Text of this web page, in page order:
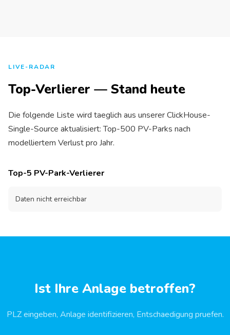
LIVE-RADAR
Top-Verlierer — Stand heute
Die folgende Liste wird taeglich aus unserer ClickHouse-
Single-Source aktualisiert: Top-500 PV-Parks nach
modelliertem Verlust pro Jahr.
Top-5 PV-Park-Verlierer
Daten nicht erreichbar
Ist Ihre Anlage betroffen?
PLZ eingeben, Anlage identifizieren, Entschaedigung pruefen.